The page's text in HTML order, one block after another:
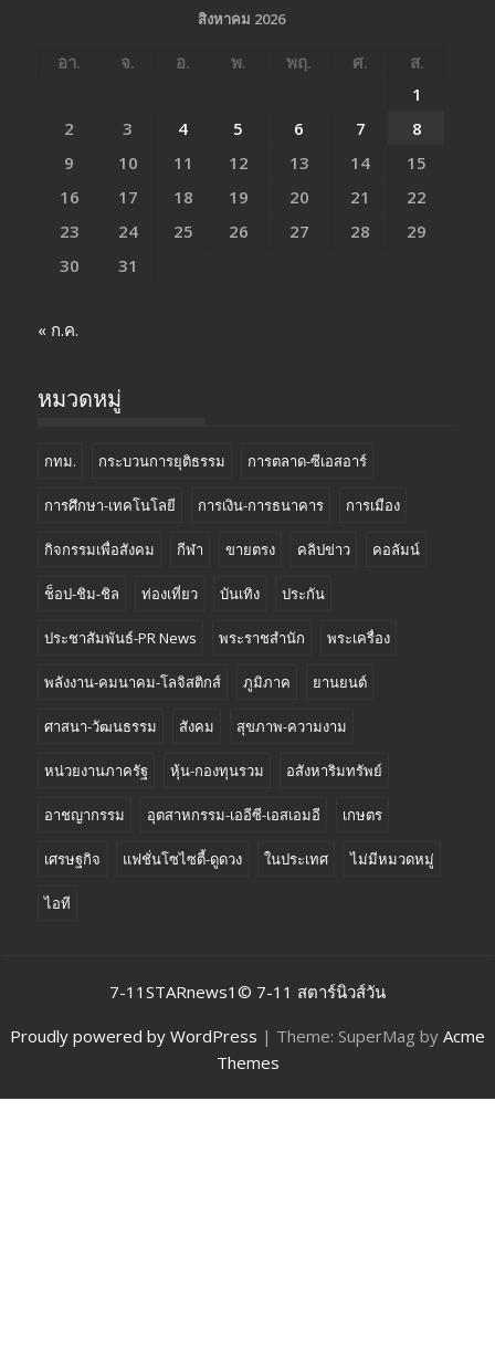
สิงหาคม 2026
อา. จ. อ. พ. พฤ. ศ.
ส.
1
2
3 4 5 6 7
8
9
10 11 12 13 14
15
16
17 18 19 20 21
22
23
24 25 26 27 28
29
30
31
« ก.ค.
หมวดหมู่
กทม. กระบวนการยุติธรรม การตลาด-ซีเอสอาร์
การศึกษา-เทคโนโลยี การเงิน-การธนาคาร การเมือง
กิจกรรมเพื่อสังคม กีฬา ขายตรง คลิปข่าว คอลัมน์
ช็อป-ชิม-ชิล ท่องเที่ยว บันเทิง ประกัน
ประชาสัมพันธ์-PR News พระราชสำนัก พระเครื่อง
พลังงาน-คมนาคม-โลจิสติกส์ ภูมิภาค ยานยนต์
ศาสนา-วัฒนธรรม สังคม สุขภาพ-ความงาม
หน่วยงานภาครัฐ หุ้น-กองทุนรวม อสังหาริมทรัพย์
อาชญากรรม อุตสาหกรรม-เออีซี-เอสเอมอี เกษตร
เศรษฐกิจ แฟชั่นโซไซตี้-ดูดวง ในประเทศ ไม่มีหมวดหมู่
ไอที
7-11STARnews1© 7-11 สตาร์นิวส์วัน
Proudly powered by WordPress | Theme: SuperMag by Acme
Themes